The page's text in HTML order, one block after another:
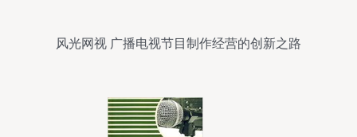
风光网视 广播电视节目制作经营的创新之路